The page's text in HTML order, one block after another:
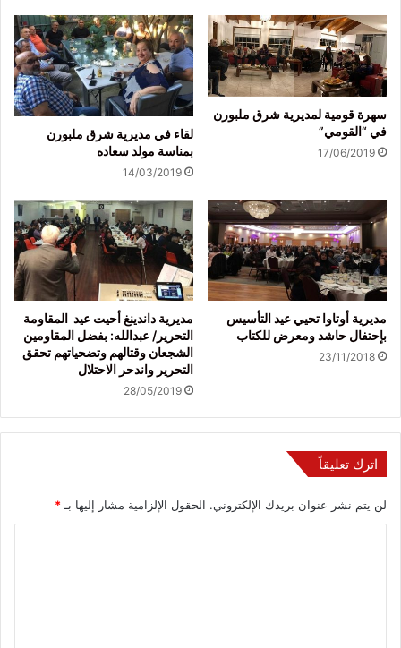
سهرة قومية لمديرية شرق ملبورن
في “القومي”
17/06/2019
لقاء في مديرية شرق ملبورن
بمناسة مولد سعاده
14/03/2019
مديرية أوتاوا تحيي عيد التأسيس
بإحتفال حاشد ومعرض للكتاب
23/11/2018
مديرية داندينغ أحيت عيد المقاومة
التحرير/ عبدالله: بفضل المقاومين
الشجعان وقتالهم وتضحياتهم تحقق
التحرير واندحر الاحتلال
28/05/2019
اترك تعليقاً
لن يتم نشر عنوان بريدك الإلكتروني. الحقول الإلزامية مشار إليها بـ *